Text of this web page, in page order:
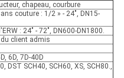
chapeau, courbure
couture : 1/2 » - 24", DN15-
: 24" - 72", DN600-DN1800.
client admis
6D, 7D-40D
DST SCH40, SCH60, XS, SCH80.,